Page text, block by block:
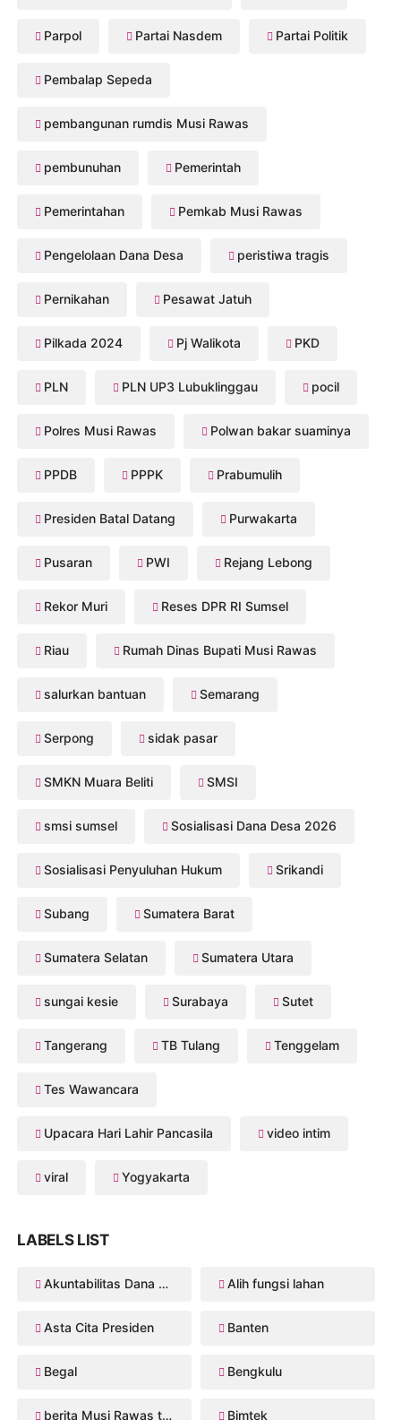
Parpol Partai Nasdem Partai Politik
Pembalap Sepeda
pembangunan rumdis Musi Rawas
pembunuhan Pemerintah
Pemerintahan Pemkab Musi Rawas
Pengelolaan Dana Desa peristiwa tragis
Pernikahan Pesawat Jatuh
Pilkada 2024 Pj Walikota PKD
PLN PLN UP3 Lubuklinggau pocil
Polres Musi Rawas Polwan bakar suaminya
PPDB PPPK Prabumulih
Presiden Batal Datang Purwakarta
Pusaran PWI Rejang Lebong
Rekor Muri Reses DPR RI Sumsel
Riau Rumah Dinas Bupati Musi Rawas
salurkan bantuan Semarang
Serpong sidak pasar
SMKN Muara Beliti SMSI
smsi sumsel Sosialisasi Dana Desa 2026
Sosialisasi Penyuluhan Hukum Srikandi
Subang Sumatera Barat
Sumatera Selatan Sumatera Utara
sungai kesie Surabaya Sutet
Tangerang TB Tulang Tenggelam
Tes Wawancara
Upacara Hari Lahir Pancasila video intim
viral Yogyakarta
LABELS LIST
Akuntabilitas Dana Desa Alih fungsi lahan
Asta Cita Presiden Banten
Begal Bengkulu
berita Musi Rawas terbaru Bimtek